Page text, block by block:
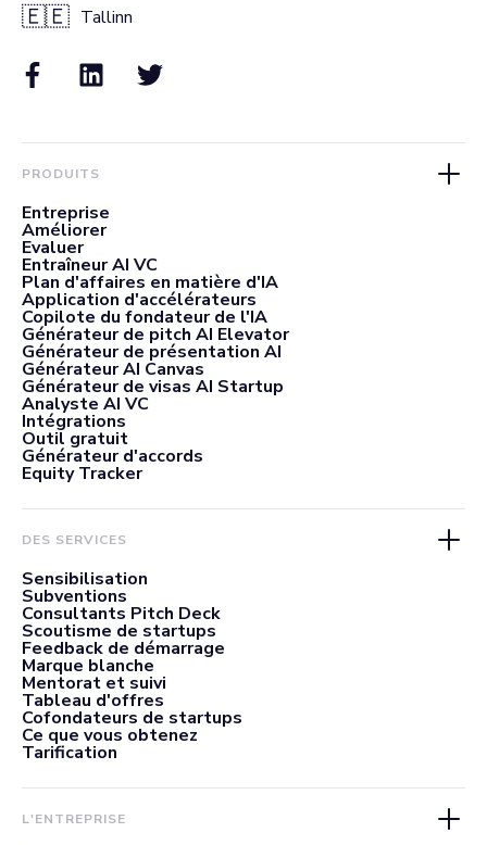
🇪🇪 Tallinn
PRODUITS
Entreprise
Améliorer
Evaluer
Entraîneur AI VC
Plan d'affaires en matière d'IA
Application d'accélérateurs
Copilote du fondateur de l'IA
Générateur de pitch AI Elevator
Générateur de présentation AI
Générateur AI Canvas
Générateur de visas AI Startup
Analyste AI VC
Intégrations
Outil gratuit
Générateur d'accords
Equity Tracker
DES SERVICES
Sensibilisation
Subventions
Consultants Pitch Deck
Scoutisme de startups
Feedback de démarrage
Marque blanche
Mentorat et suivi
Tableau d'offres
Cofondateurs de startups
Ce que vous obtenez
Tarification
L'ENTREPRISE